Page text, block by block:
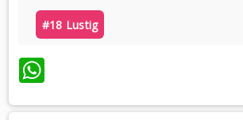
#18 Lustig
WhatsApp